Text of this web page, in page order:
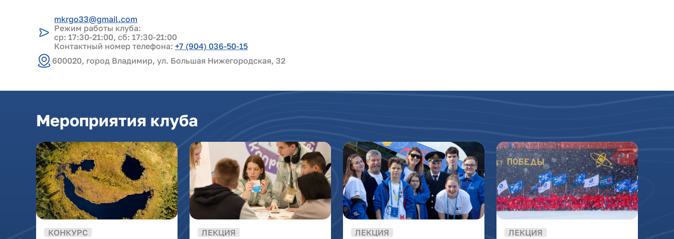
mkrgo33@gmail.com
Режим работы клуба:
ср: 17:30-21:00, сб: 17:30-21:00
Контактный номер телефона: +7 (904) 036-50-15
600020, город Владимир, ул. Большая Нижегородская, 32
Мероприятия клуба
КОНКУРС ЛЕКЦИЯ ЛЕКЦИЯ ЛЕКЦИЯ